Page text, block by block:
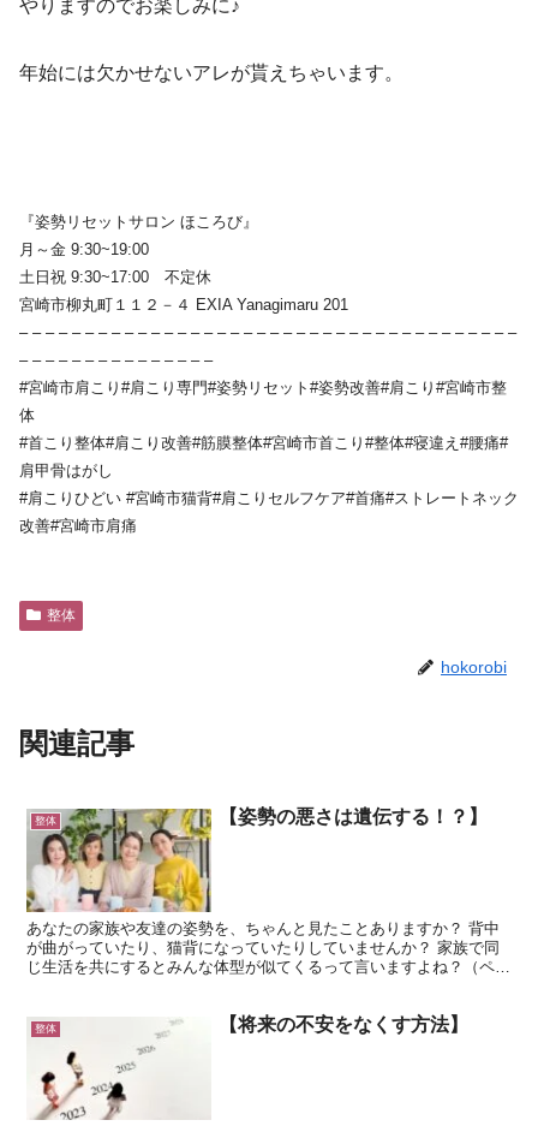
やりますのでお楽しみに♪
年始には欠かせないアレが貰えちゃいます。
『姿勢リセットサロン ほころび』
月～金 9:30~19:00
土日祝 9:30~17:00 不定休
宮崎市柳丸町１１２－４ EXIA Yanagimaru 201
– – – – – – – – – – – – – – – – – – – – – – – – – – – – – – – – – – – – – –
– – – – – – – – – – – – – – –
#宮崎市肩こり#肩こり専門#姿勢リセット#姿勢改善#肩こり#宮崎市整
体
#首こり整体#肩こり改善#筋膜整体#宮崎市首こり#整体#寝違え#腰痛#
肩甲骨はがし
#肩こりひどい #宮崎市猫背#肩こりセルフケア#首痛#ストレートネック
改善#宮崎市肩痛
整体
hokorobi
関連記事
整体 【姿勢の悪さは遺伝する！？】
あなたの家族や友達の姿勢を、ちゃんと見たことありますか？ 背中
が曲がっていたり、猫背になっていたりしていませんか？ 家族で同
じ生活を共にするとみんな体型が似てくるって言いますよね？（ペッ
整体 【将来の不安をなくす方法】